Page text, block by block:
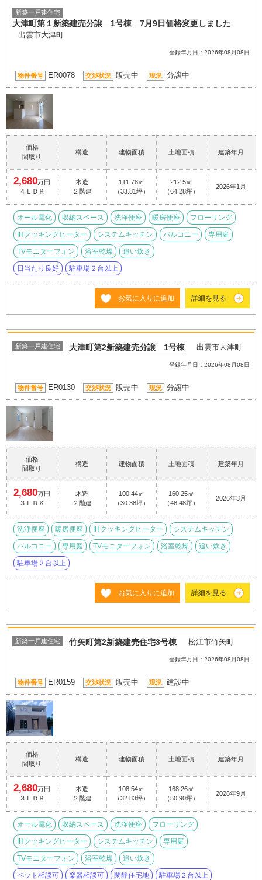
新築一戸建住宅
大津町第１新築建売分譲 1号棟 7月9日価格変更しました
出雲市大津町
登録年月日：2026年08月08日
物件番号 ER0078 交渉状況 販売中 現況 分譲中
価格
間取り
構造 建物面積 土地面積 建築年月
2,680万円
４ＬＤＫ
木造
２階建
111.78㎡
（33.81坪）
212.5㎡
（64.28坪）
2026年1月
オール電化 収納スペース 洗浄便座 暖房便座 フローリング
IHクッキングヒーター システムキッチン バルコニー 専用庭
TVモニターフォン 浴室乾燥 追い炊き
日当たり良好 駐車場２台以上
お気に入りに追加 詳細を見る
新築一戸建住宅 大津町第2新築建売分譲 1号棟 出雲市大津町
登録年月日：2026年08月08日
物件番号 ER0130 交渉状況 販売中 現況 分譲中
価格
間取り
構造 建物面積 土地面積 建築年月
2,680万円
３ＬＤＫ
木造
２階建
100.44㎡
（30.38坪）
160.25㎡
（48.48坪）
2026年3月
洗浄便座 暖房便座 IHクッキングヒーター システムキッチン
バルコニー 専用庭 TVモニターフォン 浴室乾燥 追い炊き
駐車場２台以上
お気に入りに追加 詳細を見る
新築一戸建住宅 竹矢町第2新築建売住宅3号棟 松江市竹矢町
登録年月日：2026年08月08日
物件番号 ER0159 交渉状況 販売中 現況 建設中
価格
間取り
構造 建物面積 土地面積 建築年月
2,680万円
３ＬＤＫ
木造
２階建
108.54㎡
（32.83坪）
168.26㎡
（50.90坪）
2026年9月
オール電化 収納スペース 洗浄便座 フローリング
IHクッキングヒーター システムキッチン 専用庭
TVモニターフォン 浴室乾燥 追い炊き
ペット相談可 楽器相談可 閑静住宅地 駐車場２台以上